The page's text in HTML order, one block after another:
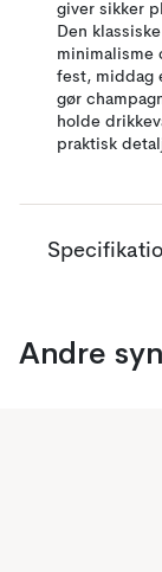
giver sikker
Den
minimalisme
fest, middag
gør
holde
praktisk
Andre